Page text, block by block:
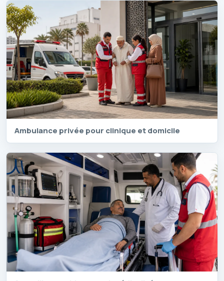
Ambulance privée pour clinique et domicile